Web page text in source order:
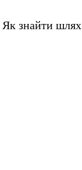
Як знайти шлях